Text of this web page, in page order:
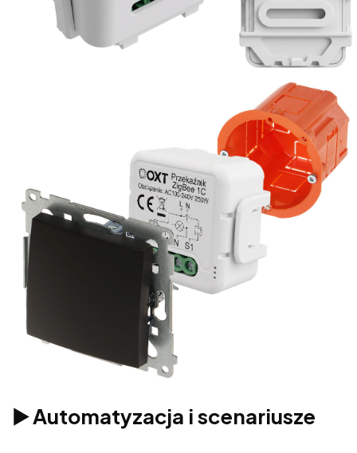
▶️ Automatyzacja i scenariusze